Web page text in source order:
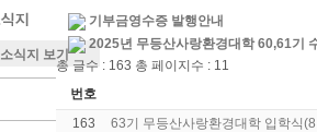
소식지 보기
기부금영수증 발행안내
2025년 무등산사랑환경대학 60,61기
총 글수 : 163 총 페이지수 : 11
번호
163
63기 무등산사랑환경대학 입학식